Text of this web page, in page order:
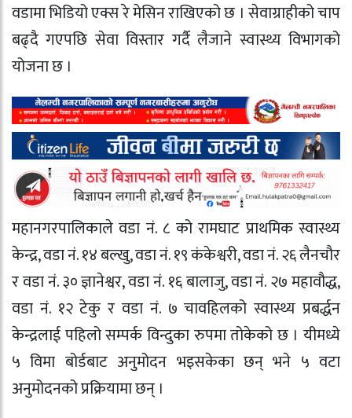
वडामा भिडियो एक्स रे मेसिन राखिएको छ । सेवाग्राहीको चाप
बढ्दै गएपछि सेवा विस्तार गर्दै लैजाने स्वास्थ्य विभागको
योजना छ ।
महानगरपालिकाले वडा नं. ८ को रामघाट प्राथमिक स्वास्थ्य
केन्द्र, वडा नं. १४ बल्खु, वडा नं. १९ कंकेश्वरी, वडा नं. २६ लैनचौर
र वडा नं. ३० ज्ञानेश्वर, वडा नं. १६ बालाजु, वडा नं. २७ महावौद्ध,
वडा नं. १२ टेकु र वडा नं. ७ चावहिलको स्वास्थ्य प्रबर्द्धन
केन्द्रलाई पहिलो सम्पर्क विन्दुका रुपमा तोकेको छ । यीमध्ये
५ विमा बोर्डबाट अनुमोदन भइसकेका छन् भने ५ वटा
अनुमोदनको प्रक्रियामा छन् ।